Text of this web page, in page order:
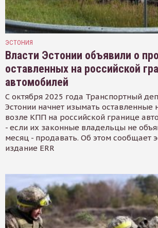
ЭСТОНИЯ
Власти Эстонии объявили о
оставленных на российской
автомобилей
С октября 2025 года Транспортный
Эстонии начнет изымать оставленные
возле КПП на российской границе
- если их законные владельцы не
месяц - продавать. Об этом сообщает
издание ERR